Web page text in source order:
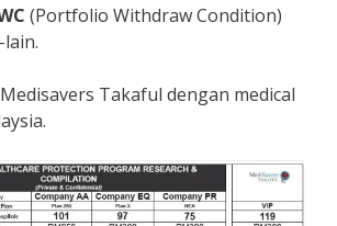
(Portfolio Withdraw Condition)
Takaful dengan medical